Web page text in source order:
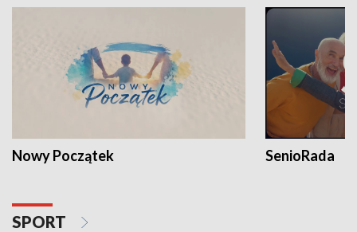
Nowy Początek SenioRada
SPORT